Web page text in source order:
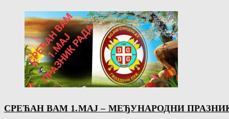
СРЕЋАН ВАМ 1.МАЈ – МЕЂУНАРОДНИ